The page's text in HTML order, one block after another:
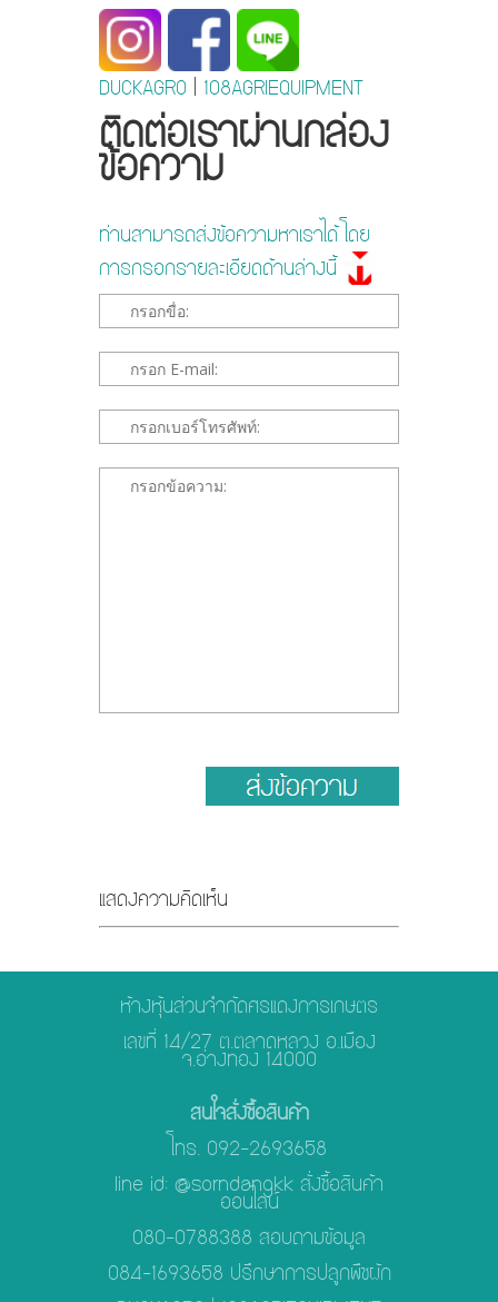
DUCKAGRO | 108AGRIEQUIPMENT
ติดต่อเราผ่านกล่อง
ข้อความ
ท่านสามารถส่งข้อความหาเราได้ โดย
การกรอกรายละเอียดด้านล่างนี้
*This is not a valid phone.
แสดงความคิดเห็น
ห้างหุ้นส่วนจำกัดศรแดงการเกษตร
เลขที่ 14/27 ต.ตลาดหลวง อ.เมือง
จ.อ่างทอง 14000
สนใจสั่งซื้อสินค้า
โทร. 092-2693658
line id: @sorndangkk สั่งซื้อสินค้า
ออนไลน์
080-0788388 สอบถามข้อมูล
084-1693658 ปรึกษาการปลูกพืชผัก